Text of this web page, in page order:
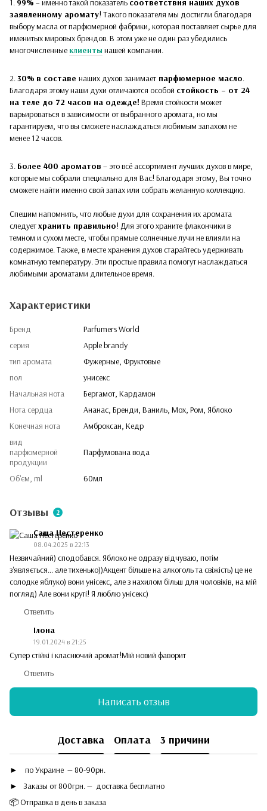
1. 99% – именно такой показатель соответствия наших духов
заявленному аромату! Такого показателя мы достигли благодаря
выбору масла от парфюмерной фабрики, которая поставляет сырье для
именитых мировых брендов. В этом уже не один раз убедились
многочисленные клиенты нашей компании.
2.30% в составе наших духов занимает парфюмерное масло.
Благодаря этому наши духи отличаются особой стойкость – от 24
на теле до 72 часов на одежде! Время стойкости может
варьироваться в зависимости от выбранного аромата, но мы
гарантируем, что вы сможете наслаждаться любимым запахом не
менее 12 часов.
3. Более 400 ароматов – это всё ассортимент лучших духов в мире,
которые мы собрали специально для Вас! Благодаря этому, Вы точно
сможете найти именно свой запах или собрать желанную коллекцию.
Спешим напомнить, что любые духи для сохранения их аромата
следуетхранить правильно! Для этого храните флакончики в
темном и сухом месте, чтобы прямые солнечные лучи не влияли на
содержимое. Также, в месте хранения духов старайтесь удерживать
комнатную температуру. Эти простые правила помогут наслаждаться
любимыми ароматами длительное время.
Характеристики
Бренд
Parfumers World
серия
Apple brandy
тип аромата
Фужерные, Фруктовые
пол
унисекс
Начальная нота
Бергамот, Кардамон
Нота сердца
Ананас, Бренди, Ваниль, Мох, Ром, Яблоко
Конечная нота
Амброксан, Кедр
вид
парфюмерной
продукции
Парфумована вода
Об'єм, ml 60мл
Отзывы 2
Саша Нестеренко
08.04.2025 в 22:13
Незвичайний) сподобався. Яблоко не одразу відчуваю, потім
з'являється... але тихенько))Акцент більше на алкоголь та свіжість) це не
солодке яблуко) вони унісекс, але з нахилом більш для чоловіків, на мій
погляд) Але вони круті! Я люблю унісекс)
Ответить
Ілона
19.01.2024 в 21:25
Супер стійкі і класнючий аромат!Мій новий фаворит
Ответить
Написать отзыв
Доставка Оплата 3 причини
►
по Украине — 80-90рн.
► Заказы от 800грн. — доставка бесплатно
📦 Отправка в день в заказа